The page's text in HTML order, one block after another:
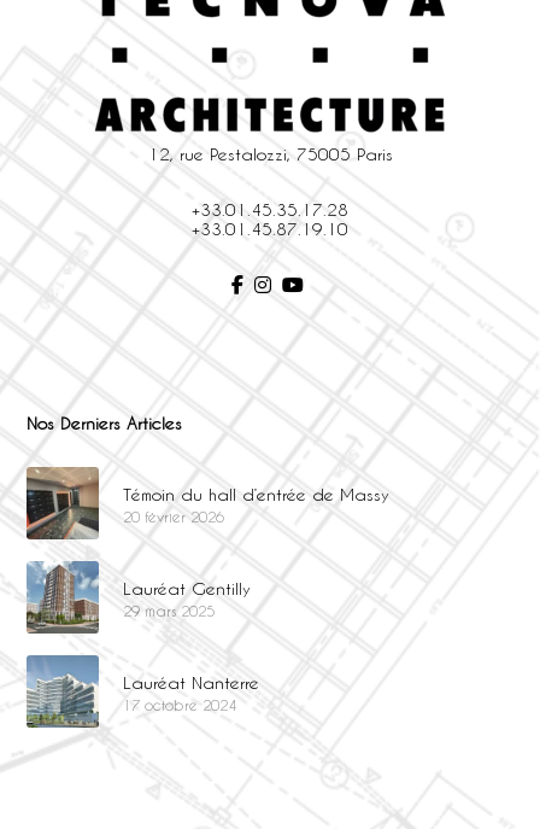
12, rue Pestalozzi, 75005 Paris
+33.01.45.35.17.28
+33.01.45.87.19.10
Nos Derniers Articles
Témoin du hall d’entrée de Massy
20 février 2026
Lauréat Gentilly
29 mars 2025
Lauréat Nanterre
17 octobre 2024